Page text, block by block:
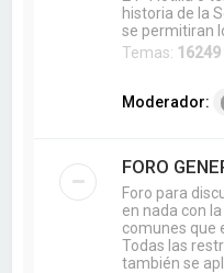
historia de la
se permitiran
Temas: 16249
Moderador:
FORO
Foro para
en nada con
comunes que
Todas las
también se